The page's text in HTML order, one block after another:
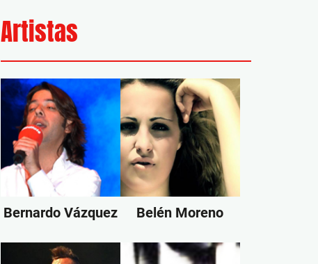
Artistas
Bernardo Vázquez Belén Moreno